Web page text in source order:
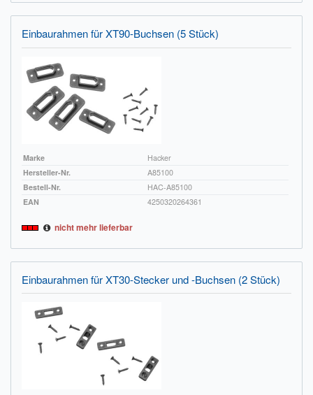
Einbaurahmen für XT90-Buchsen (5 Stück)
Marke
Hacker
Hersteller-Nr.
A85100
Bestell-Nr.
HAC-A85100
EAN
4250320264361
nicht mehr lieferbar
Einbaurahmen für XT30-Stecker und -Buchsen (2 Stück)